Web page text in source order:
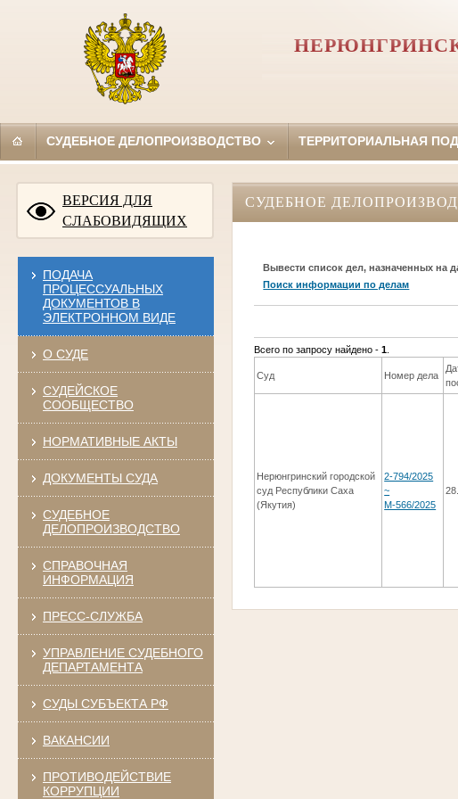
СУДЕБНОЕ ДЕЛОПРОИЗВОДСТВО ТЕРРИТОРИАЛЬНАЯ
ВЕРСИЯ ДЛЯ
СЛАБОВИДЯЩИХ
ПОДАЧА
ПРОЦЕССУАЛЬНЫХ
ДОКУМЕНТОВ В
ЭЛЕКТРОННОМ ВИДЕ
О СУДЕ
СУДЕЙСКОЕ
СООБЩЕСТВО
НОРМАТИВНЫЕ АКТЫ
ДОКУМЕНТЫ СУДА
СУДЕБНОЕ
ДЕЛОПРОИЗВОДСТВО
СПРАВОЧНАЯ
ИНФОРМАЦИЯ
ПРЕСС-СЛУЖБА
УПРАВЛЕНИЕ СУДЕБНОГО
ДЕПАРТАМЕНТА
СУДЫ СУБЪЕКТА РФ
ВАКАНСИИ
ПРОТИВОДЕЙСТВИЕ
КОРРУПЦИИ
СУДЕБНОЕ
Вывести список дел, назначенных на
Поиск информации по делам
Всего по запросу найдено -1
Суд Номер дела
Нерюнгринский городской
суд Республики Саха
(Якутия)
2-794/2025
~
М-566/2025